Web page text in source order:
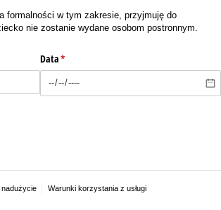
formalności w tym zakresie, przyjmuję do
nie zostanie wydane osobom postronnym.
Data*
(wymagane)
nadużycie Warunki korzystania z usługi